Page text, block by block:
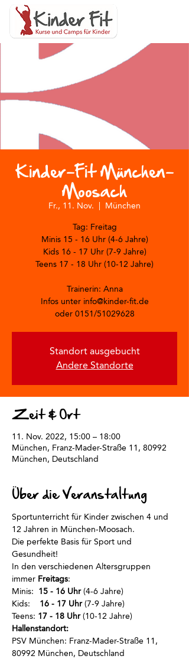
Kinder-Fit München-
Moosach
Fr., 11. Nov. München
Tag: Freitag
Minis 15 - 16 Uhr (4-6 Jahre)
Kids 16 - 17 Uhr (7-9 Jahre)
Teens 17 - 18 Uhr (10-12 Jahre)
Trainerin: Anna
Infos unter info@kinder-fit.de
oder 0151/51029628
Standort ausgebucht
Andere Standorte
Zeit & Ort
11. Nov. 2022, 15:00 – 18:00
München, Franz-Mader-Straße 11, 80992
München, Deutschland
Über die Veranstaltung
Sportunterricht für Kinder zwischen 4 und
12 Jahren in München-Moosach.
Die perfekte Basis für Sport und
Gesundheit!
In den verschiedenen Altersgruppen
immer Freitags:
Minis: 15 - 16 Uhr (4-6 Jahre)
Kids: 16 - 17 Uhr (7-9 Jahre)
Teens: 17 - 18 Uhr (10-12 Jahre)
Hallenstandort:
PSV München: Franz-Mader-Straße 11,
80992 München, Deutschland